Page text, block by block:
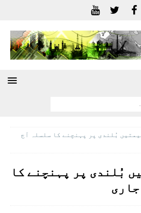
بُلندی پر پہنچنے کا سلسلہ آج
بُلندی پر پہنچنے کا